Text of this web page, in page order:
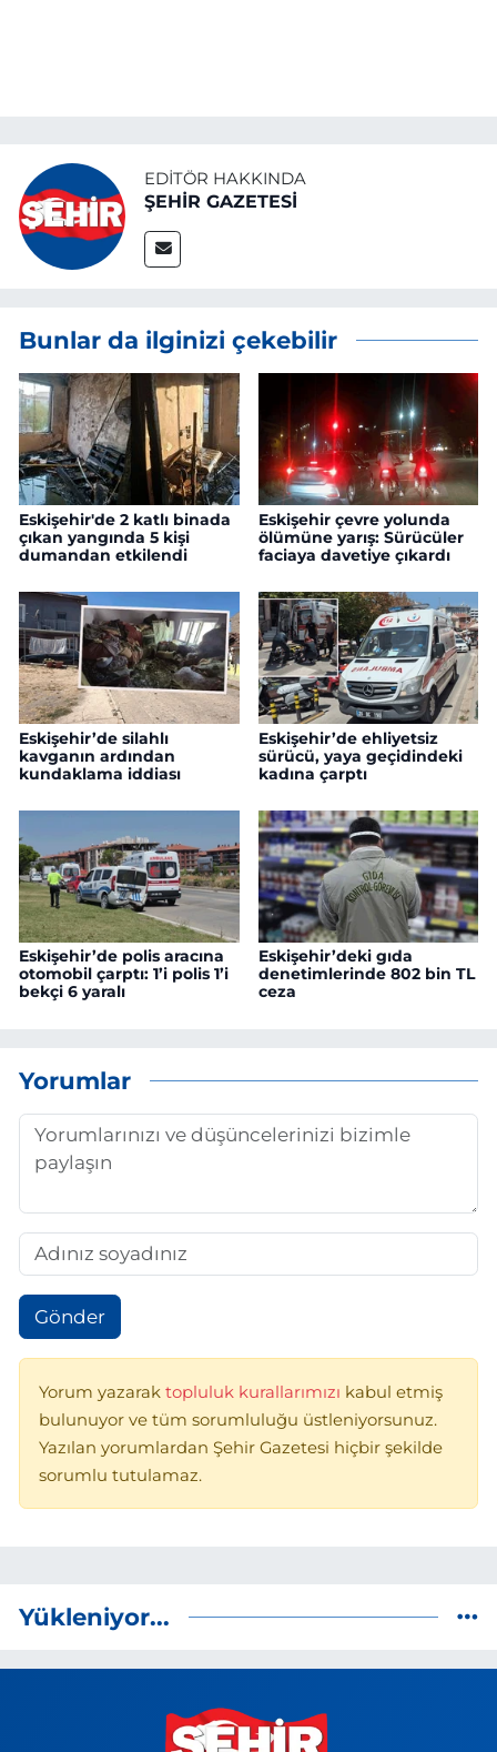
EDITÖR HAKKINDA
ŞEHİR GAZETESİ
Bunlar da ilginizi çekebilir
Eskişehir'de 2 katlı binada
çıkan yangında 5 kişi
dumandan etkilendi
Eskişehir çevre yolunda
ölümüne yarış: Sürücüler
faciaya davetiye çıkardı
Eskişehir’de silahlı
kavganın ardından
kundaklama iddiası
Eskişehir’de ehliyetsiz
sürücü, yaya geçidindeki
kadına çarptı
Eskişehir’de polis aracına
otomobil çarptı: 1’i polis 1’i
bekçi 6 yaralı
Eskişehir’deki gıda
denetimlerinde 802 bin TL
ceza
Yorumlar
Gönder
Yorum yazarak topluluk kurallarımızı kabul etmiş
bulunuyor ve tüm sorumluluğu üstleniyorsunuz.
Yazılan yorumlardan Şehir Gazetesi hiçbir şekilde
sorumlu tutulamaz.
Yükleniyor...